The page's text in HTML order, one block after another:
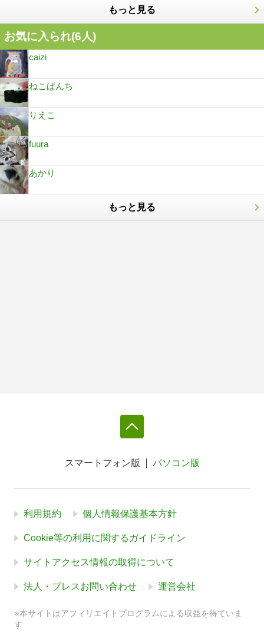
もっと見る
お気に入られ(6人)
caizi
ねこぱんち
りえこ
fuura
あかり
もっと見る
スマートフォン版 パソコン版
利用規約 個人情報保護基本方針
Cookie等の利用に関するガイドライン
サイトアクセス情報の取得について
法人・プレスお問い合わせ 運営会社
※本サイトはアフィリエイトプログラムによる収益を得ていま
す